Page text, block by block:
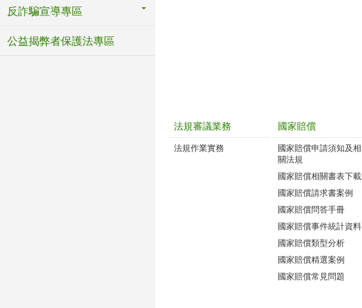
反詐騙宣導專區
公益揭弊者保護法專區
法規審議業務
法規作業實務
國家賠償
國家賠償申請須知及相
關法規
國家賠償相關書表下載
國家賠償請求書案例
國家賠償問答手冊
國家賠償事件統計資料
國家賠償類型分析
國家賠償精選案例
國家賠償常見問題